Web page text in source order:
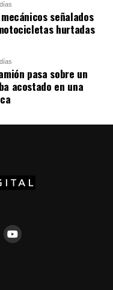
viajó a México en
del salvoconducto
de la presidenta
señalados
hurtadas
pasa sobre un
acostado en una